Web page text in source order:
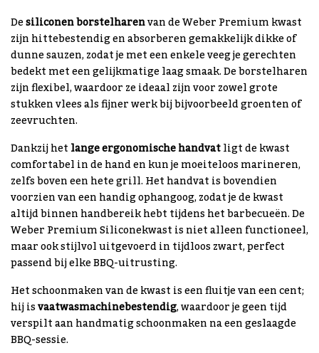
Desiliconen borstelharenvan de Weber Premium kwast
zijn hittebestendig en absorberen gemakkelijk dikke of
dunne sauzen, zodat je met een enkele veeg je gerechten
bedekt met een gelijkmatige laag smaak. De borstelharen
zijn flexibel, waardoor ze ideaal zijn voor zowel grote
stukken vlees als fijner werk bij bijvoorbeeld groenten of
zeevruchten.
Dankzij hetlange ergonomische handvatligt de kwast
comfortabel in de hand en kun je moeiteloos marineren,
zelfs boven een hete grill. Het handvat is bovendien
voorzien van een handig ophangoog, zodat je de kwast
altijd binnen handbereik hebt tijdens het barbecueën. De
Weber Premium Siliconekwast is niet alleen functioneel,
maar ook stijlvol uitgevoerd in tijdloos zwart, perfect
passend bij elke BBQ-uitrusting.
Het schoonmaken van de kwast is een fluitje van een cent;
hij isvaatwasmachinebestendig, waardoor je geen tijd
verspilt aan handmatig schoonmaken na een geslaagde
BBQ-sessie.